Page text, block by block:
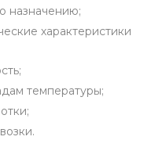
назначению;
характеристики
температуры;